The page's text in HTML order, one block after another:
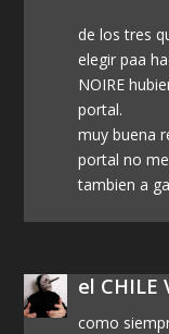
de los tres
elegir paa
NOIRE
portal.
muy buena
portal no
tambien a
el CHILE
como